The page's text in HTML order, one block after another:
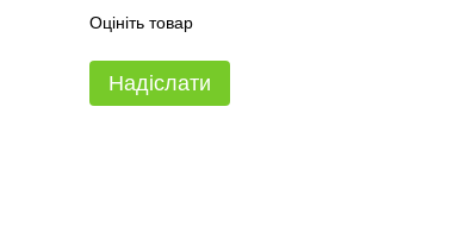
Оцініть товар
Надіслати